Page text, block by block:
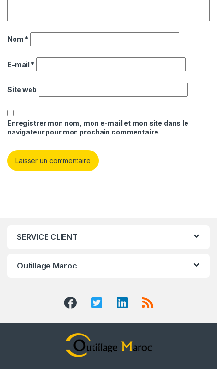
Nom *
E-mail *
Site web
Enregistrer mon nom, mon e-mail et mon site dans le
navigateur pour mon prochain commentaire.
SERVICE CLIENT
Outillage Maroc